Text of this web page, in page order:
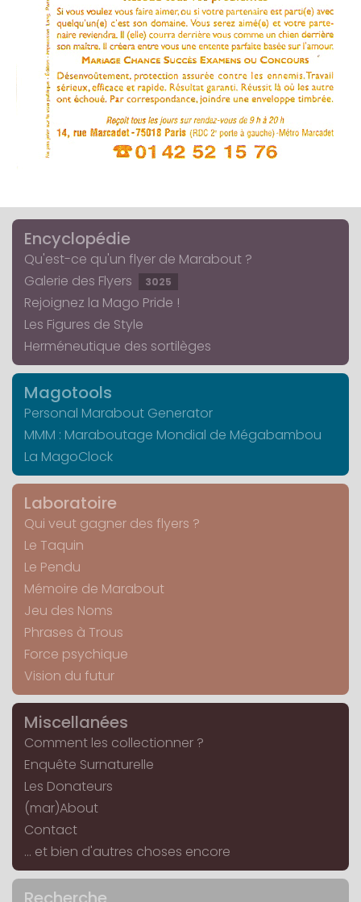
Encyclopédie
Qu'est-ce qu'un flyer de Marabout ?
Galerie des Flyers
3025
Rejoignez la Mago Pride !
Les Figures de Style
Herméneutique des sortilèges
Magotools
Personal Marabout Generator
MMM : Maraboutage Mondial de Mégabambou
La MagoClock
Laboratoire
Qui veut gagner des flyers ?
Le Taquin
Le Pendu
Mémoire de Marabout
Jeu des Noms
Phrases à Trous
Force psychique
Vision du futur
Miscellanées
Comment les collectionner ?
Enquête Surnaturelle
Les Donateurs
(mar)About
Contact
... et bien d'autres choses encore